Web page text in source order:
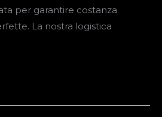
per garantire costanza
La nostra logistica